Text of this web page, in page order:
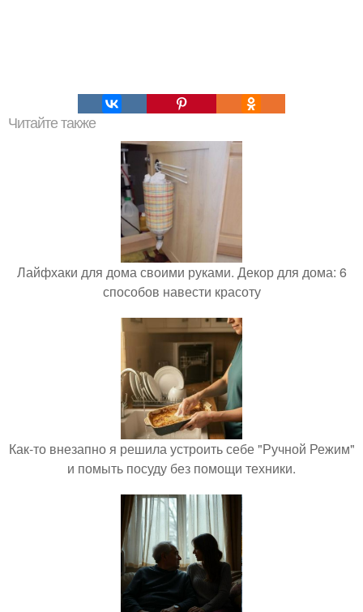
Читайте также
Лайфхаки для дома своими руками. Декор для дома: 6
способов навести красоту
Как-то внезапно я решила устроить себе "Ручной Режим"
и помыть посуду без помощи техники.